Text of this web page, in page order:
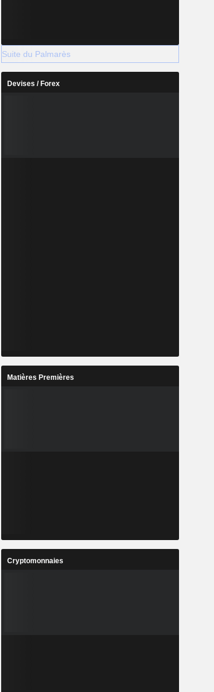
Suite du Palmarès
Devises / Forex
Matières Premières
Cryptomonnaies